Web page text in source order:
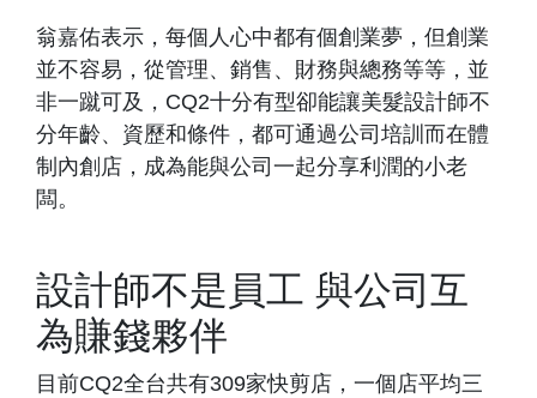
翁嘉佑表示，每個人心中都有個創業夢，但創業
並不容易，從管理、銷售、財務與總務等等，並
非一蹴可及，CQ2十分有型卻能讓美髮設計師不
分年齡、資歷和條件，都可通過公司培訓而在體
制內創店，成為能與公司一起分享利潤的小老
闆。
設計師不是員工 與公司互
為賺錢夥伴
目前CQ2全台共有309家快剪店，一個店平均三